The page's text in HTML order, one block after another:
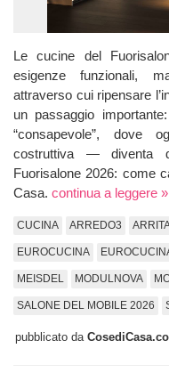
Le cucine del
esigenze funzionali,
attraverso cui ripensare
un passaggio
“consapevole”, dove
costruttiva — diventa
Fuorisalone 2026: come
Casa. continua a leggere »
CUCINA ARREDO3
EUROCUCINA
MEISDEL MODULNOVA
SALONE DEL MOBILE 2026
pubblicato da